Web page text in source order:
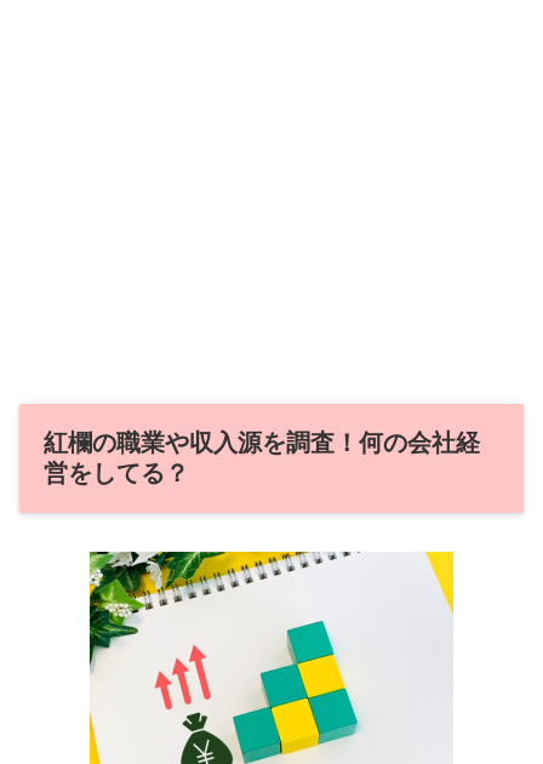
紅欄の職業や収入源を調査！何の会社経
営をしてる？